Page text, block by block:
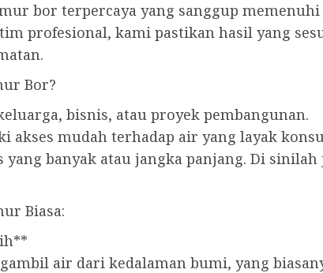
bor terpercaya yang sanggup memenuhi
profesional, kami pastikan hasil yang
Bor?
bisnis, atau proyek pembangunan.
akses mudah terhadap air yang layak
banyak atau jangka panjang. Di
Biasa:
air dari kedalaman bumi, yang